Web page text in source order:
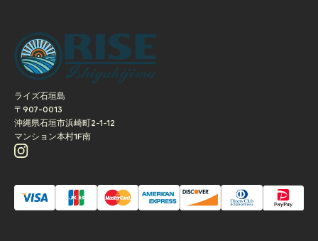
／現地集合プラン)
ライズ石垣島
〒907-0013
沖縄県石垣市浜崎町2-1-12
マンション本村1F南